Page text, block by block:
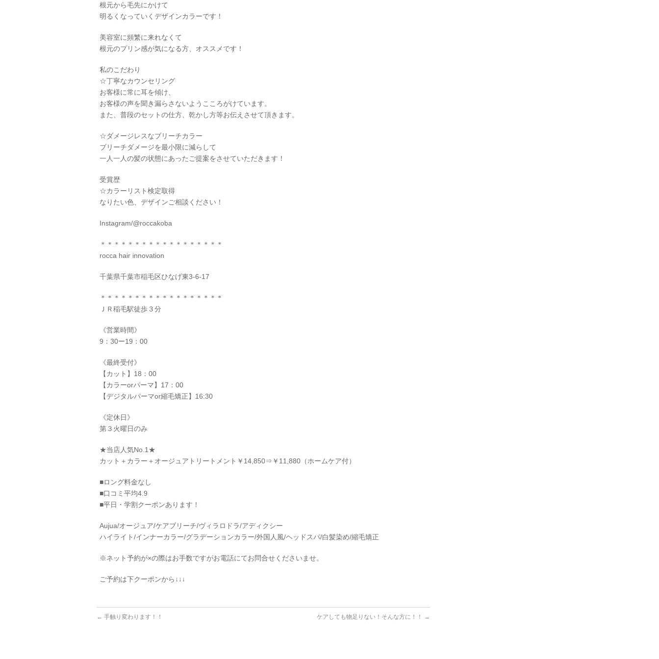
根元から毛先にかけて
明るくなっていくデザインカラーです！
美容室に頻繁に来れなくて
根元のプリン感が気になる方、オススメです！
私のこだわり
☆丁寧なカウンセリング
お客様に常に耳を傾け、
お客様の声を聞き漏らさないようこころがけています。
また、普段のセットの仕方、乾かし方等お伝えさせて頂きます。
☆ダメージレスなブリーチカラー
ブリーチダメージを最小限に減らして
一人一人の髪の状態にあったご提案をさせていただきます！
受賞歴
☆カラーリスト検定取得
なりたい色、デザインご相談ください！
Instagram/@roccakoba
＊＊＊＊＊＊＊＊＊＊＊＊＊＊＊＊＊＊
rocca hair innovation
千葉県千葉市稲毛区ひなげ東3-6-17
＊＊＊＊＊＊＊＊＊＊＊＊＊＊＊＊＊＊
ＪＲ稲毛駅徒歩３分
《営業時間》
9：30ー19：00
《最終受付》
【カット】18：00
【カラーorパーマ】17：00
【デジタルパーマor縮毛矯正】16:30
《定休日》
第３火曜日のみ
★当店人気No.1★
カット＋カラー＋オージュアトリートメント￥14,850⇒￥11,880（ホームケア付）
■ロング料金なし
■口コミ平均4.9
■平日・学割クーポンあります！
Aujua/オージュア/ケアブリーチ/ヴィラロドラ/アディクシー
ハイライト/インナーカラー/グラデーションカラー/外国人風/ヘッドスパ/白髪染め/縮毛矯正
※ネット予約が×の際はお手数ですがお電話にてお問合せくださいませ。
ご予約は下クーポンから↓↓↓
← 手触り変わります！！ ケアしても物足りない！そんな方に！！ →